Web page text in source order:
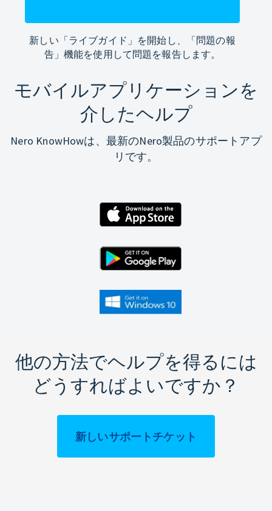
新しい「ライブガイド」を開始し、「問題の報
告」機能を使用して問題を報告します。
モバイルアプリケーションを
介したヘルプ
Nero KnowHowは、最新のNero製品のサポートアプ
リです。
他の方法でヘルプを得るには
どうすればよいですか？
新しいサポートチケット